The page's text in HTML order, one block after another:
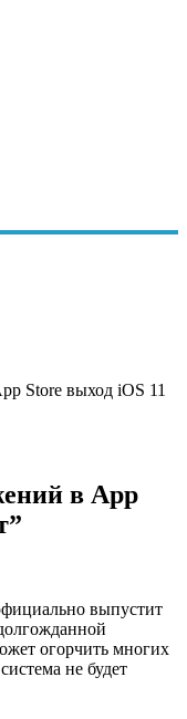
Store выход iOS 11
в App
выпустит
огорчить многих
не будет